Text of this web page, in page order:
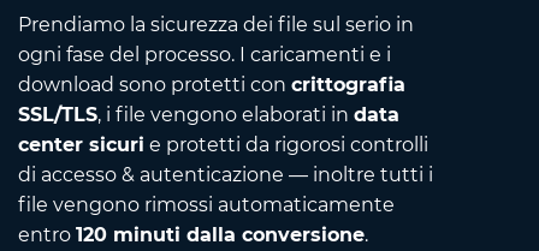
Prendiamo la sicurezza dei file sul serio in
ogni fase del processo. I caricamenti e i
download sono protetti con crittografia
SSL/TLS, i file vengono elaborati in data
center sicuri e protetti da rigorosi controlli
di accesso & autenticazione — inoltre tutti i
file vengono rimossi automaticamente
entro 120 minuti dalla conversione.